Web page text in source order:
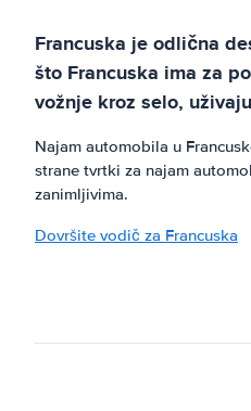
Francuska je odlična
što Francuska ima za
vožnje kroz selo,
Najam automobila u
strane tvrtki za najam
zanimljivima.
Dovršite vodič za Francuska